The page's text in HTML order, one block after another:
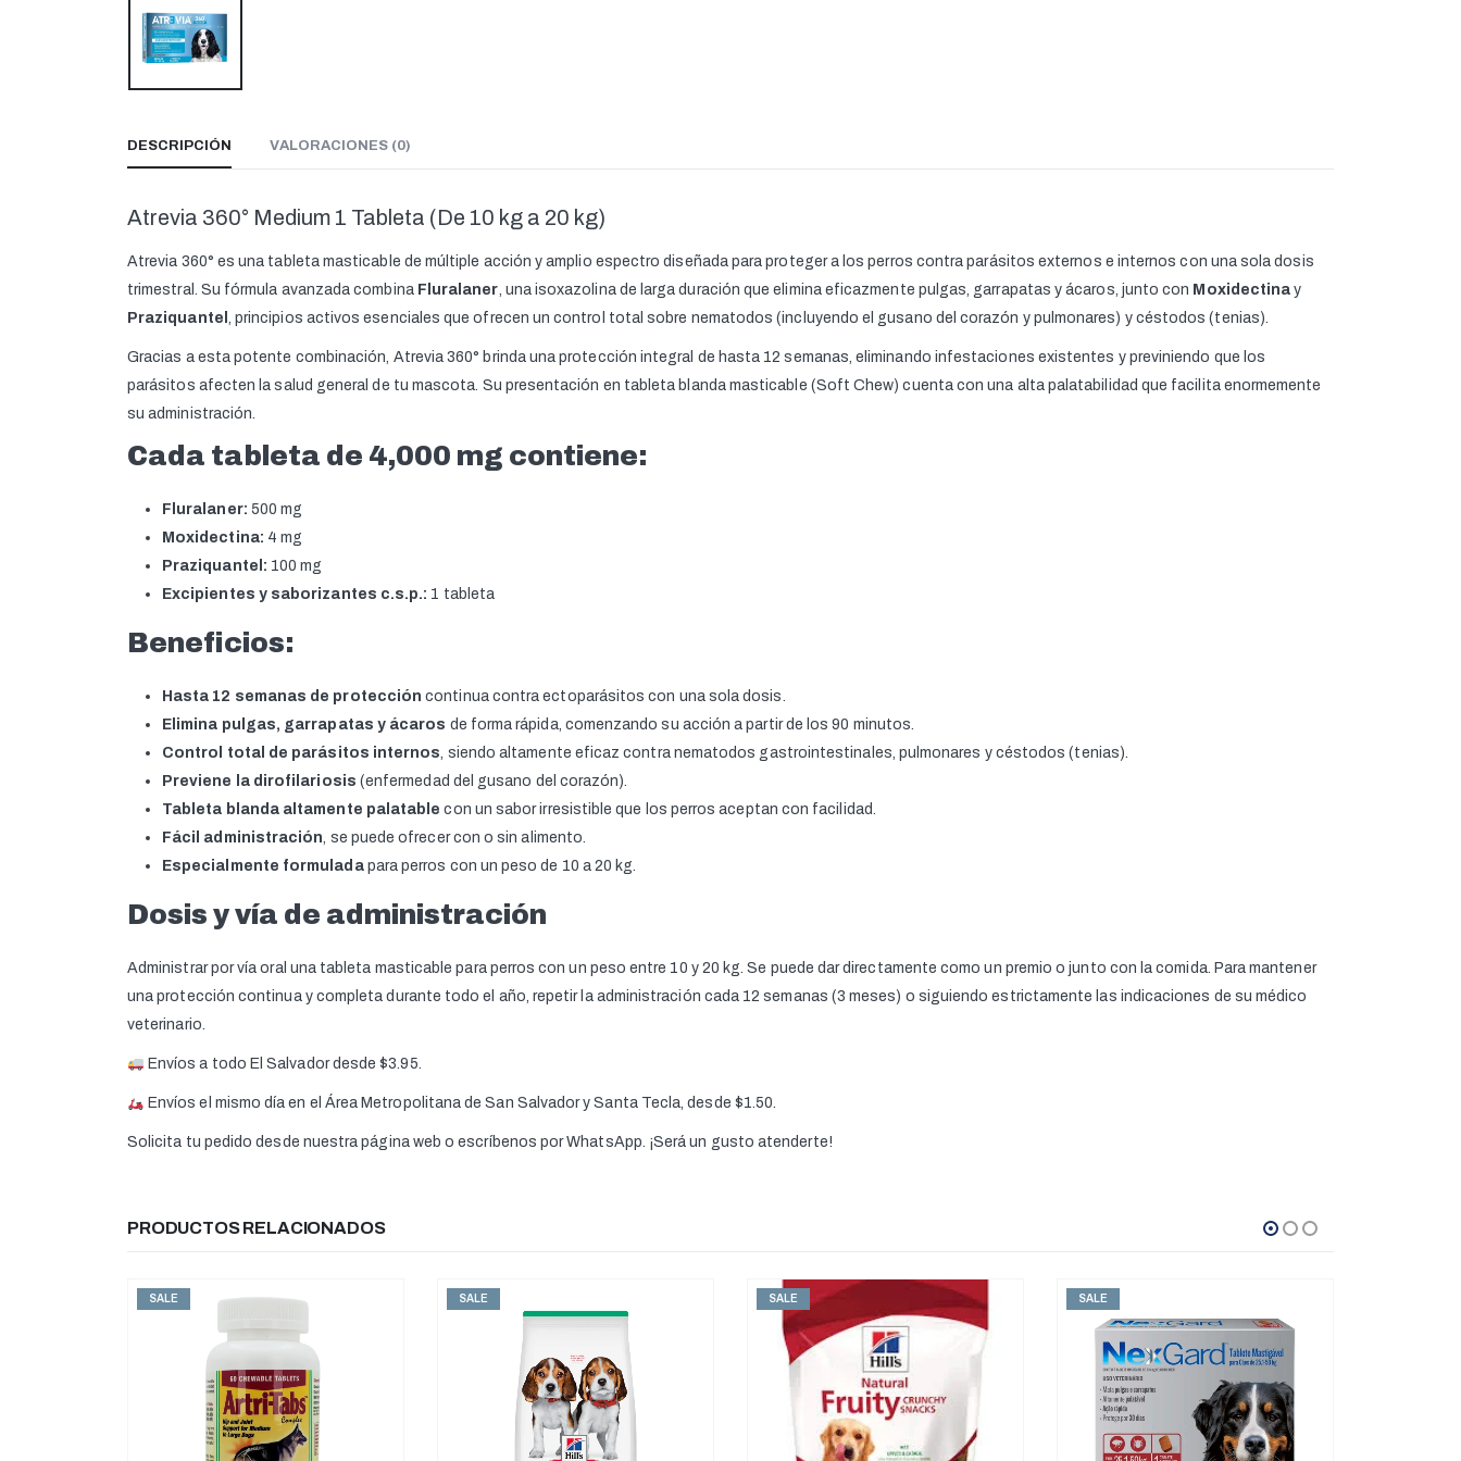
DESCRIPCIÓN VALORACIONES (0)
Atrevia 360° Medium 1 Tableta (De 10 kg a 20 kg)
Atrevia 360° es una tableta masticable de múltiple acción y amplio espectro diseñada para proteger a los perros contra parásitos externos e internos con una sola dosis
trimestral. Su fórmula avanzada combina Fluralaner, una isoxazolina de larga duración que elimina eficazmente pulgas, garrapatas y ácaros, junto con Moxidectina y
Praziquantel , principios activos esenciales que ofrecen un control total sobre nematodos (incluyendo el gusano del corazón y pulmonares) y céstodos (tenias).
Gracias a esta potente combinación, Atrevia 360° brinda una protección integral de hasta 12 semanas, eliminando infestaciones existentes y previniendo que los
parásitos afecten la salud general de tu mascota. Su presentación en tableta blanda masticable (Soft Chew) cuenta con una alta palatabilidad que facilita enormemente
su administración.
Cada tableta de 4,000 mg contiene:
Fluralaner: 500 mg
Moxidectina: 4 mg
Praziquantel: 100 mg
Excipientes y saborizantes c.s.p.: 1 tableta
Beneficios:
Hasta 12 semanas de protección continua contra ectoparásitos con una sola dosis.
Elimina pulgas, garrapatas y ácaros de forma rápida, comenzando su acción a partir de los 90 minutos.
Control total de parásitos internos, siendo altamente eficaz contra nematodos gastrointestinales, pulmonares y céstodos (tenias).
Previene la dirofilariosis (enfermedad del gusano del corazón).
Tableta blanda altamente palatable con un sabor irresistible que los perros aceptan con facilidad.
Fácil administración, se puede ofrecer con o sin alimento.
Especialmente formuladapara perros con un peso de 10 a 20 kg.
Dosis y vía de administración
Administrar por vía oral una tableta masticable para perros con un peso entre 10 y 20 kg. Se puede dar directamente como un premio o junto con la comida. Para mantener
una protección continua y completa durante todo el año, repetir la administración cada 12 semanas (3 meses) o siguiendo estrictamente las indicaciones de su médico
veterinario.
Envíos a todo El Salvador desde $3.95.
Envíos el mismo día en el Área Metropolitana de San Salvador y Santa Tecla, desde $1.50.
Solicita tu pedido desde nuestra página web o escríbenos por WhatsApp. ¡Será un gusto atenderte!
PRODUCTOS RELACIONADOS
SALE SALE SALE SALE